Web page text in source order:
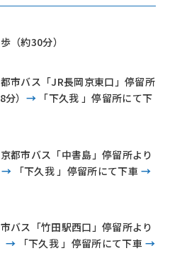
（約30分）
市バス「JR長岡京東口」停留所
） →「下久我 」停留所にて下
京都市バス「中書島」停留所より
→ 「下久我 」停留所にて下車 →
バス「竹田駅西口」停留所より
→ 「下久我 」停留所にて下車 →